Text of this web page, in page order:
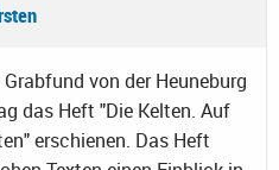
von der Heuneburg
das Heft "Die Kelten. Auf
erschienen. Das Heft